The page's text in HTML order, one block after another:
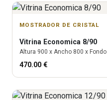
MOSTRADOR DE CRISTAL
Vitrina Economica 8/90
Altura 900 x Ancho 800 x Fondo
470.00 €